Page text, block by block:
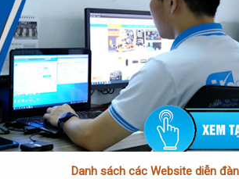
Danh sách các Website diễn